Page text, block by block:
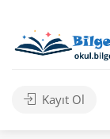
Kayıt Ol